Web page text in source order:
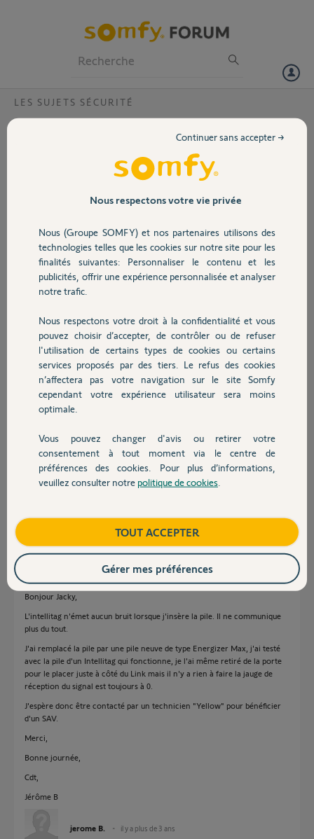
Volet
Sécurité
Domotique
Chauffage
Autres produits
Devis avec un pro
Contact
LES SUJETS SÉCURITÉ
Plus de signal radio sur intellitag malgré
changment des piles et positionnement à
même avec des piles neuves de type Energizer Max.
J'ai positionné le produit à côté du Link et c'est pareil.
Merci,
il y a plus de 3 ans
Participer au fil de discussion
Réponses
Bonsoir Jérome
Appliqué exactement la procédure décrite dans le post suivant
https://forum.somfy.fr/questions/3138266-calibration-intellitag-retex
(L'étape 1 que personne ne fait, permet de s'assurer que le smartphone
il y a plus de 3 ans
Bonjour Jacky,
L'intellitag n'émet aucun bruit lorsque j'insère la pile. Il ne communique
plus du tout.
J'ai remplacé la pile par une pile neuve de type Energizer Max, j'ai testé
avec la pile d'un Intellitag qui fonctionne, je l'ai même retiré de la porte
pour le placer juste à côté du Link mais il n'y a rien à faire la jauge de
réception du signal est toujours à 0.
J'espère donc être contacté par un technicien "Yellow" pour bénéficier
d'un SAV.
Merci,
Bonne journée,
Cdt,
Jérôme B
jerome B. il y a plus de 3 ans
Nous respectons votre vie privée
Nous (Groupe SOMFY) et nos partenaires utilisons des
technologies telles que les cookies sur notre site pour les
finalités suivantes: Personnaliser le contenu et les
publicités, offrir une expérience personnalisée et analyser
notre trafic.
Nous respectons votre droit à la confidentialité et vous
pouvez choisir d’accepter, de contrôler ou de refuser
l'utilisation de certains types de cookies ou certains
services proposés par des tiers. Le refus des cookies
n’affectera pas votre navigation sur le site Somfy
cependant votre expérience utilisateur sera moins
optimale.
Vous pouvez changer d'avis ou retirer votre
consentement à tout moment via le centre de
préférences des cookies. Pour plus d’informations,
veuillez consulter notre politique de cookies
Continuer sans accepter →
TOUT ACCEPTER
Gérer mes préférences